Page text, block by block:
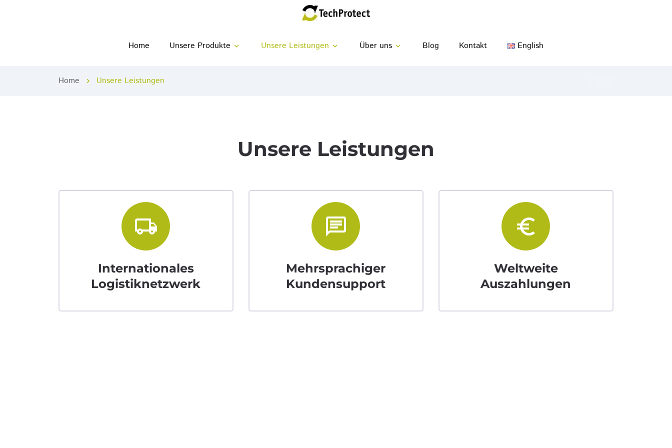
Home Unsere Produkte expand_more expand_more Über uns expand_more Blog Kontakt English
Home chevron_right Unsere Leistungen
Unsere Leistungen
local_shipping
Internationales
Logistiknetzwerk
chat
Mehrsprachiger
Kundensupport
euro_symbol
Weltweite
Auszahlungen